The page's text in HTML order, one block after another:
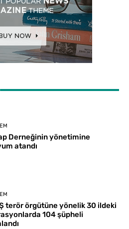
Derneğinin yönetimine
atandı
terör örgütüne yönelik 30 ildeki
104 şüpheli